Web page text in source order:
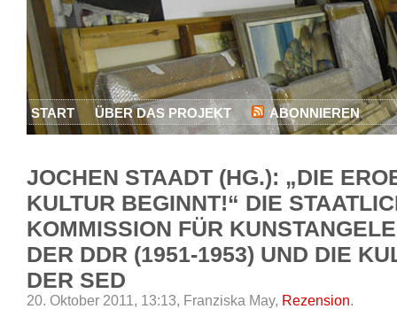
START ÜBER DAS PROJEKT ABONNIEREN
JOCHEN STAADT (HG.): „DIE
KULTUR BEGINNT!“ DIE
KOMMISSION FÜR
DER DDR (1951-1953) UND DIE
DER SED
20. Oktober 2011, 13:13, Franziska May, Rezension.